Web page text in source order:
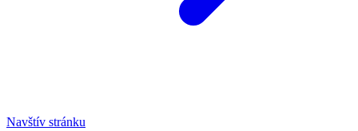
Navštív stránku